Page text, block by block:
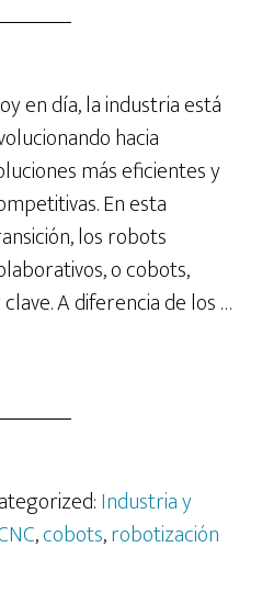
en día, la industria está
hacia
más eficientes y
En esta
los robots
o cobots,
A diferencia de los …
Industria y
,cobots,robotización